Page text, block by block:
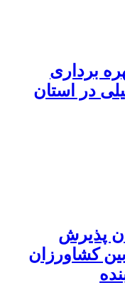
برداری
در استان
پذیرش
کشاورزان